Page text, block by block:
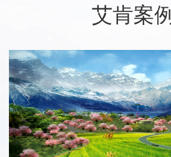
艾肯案例